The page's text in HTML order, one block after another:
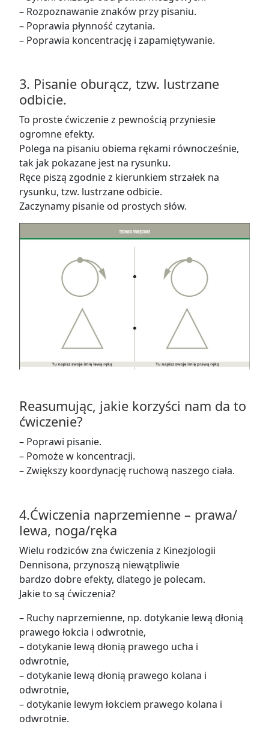
– Rozpoznawanie znaków przy pisaniu.
– Poprawia płynność czytania.
– Poprawia koncentrację i zapamiętywanie.
3. Pisanie oburącz, tzw. lustrzane
odbicie.
To proste ćwiczenie z pewnością przyniesie
ogromne efekty.
Polega na pisaniu obiema rękami równocześnie,
tak jak pokazane jest na rysunku.
Ręce piszą zgodnie z kierunkiem strzałek na
rysunku, tzw. lustrzane odbicie.
Zaczynamy pisanie od prostych słów.
Reasumując, jakie korzyści nam da to
ćwiczenie?
– Poprawi pisanie.
– Pomoże w koncentracji.
–Zwiększy koordynację ruchową naszego ciała.
4.Ćwiczenia naprzemienne – prawa/
lewa, noga/ręka
Wielu rodziców zna ćwiczenia z Kinezjologii
Dennisona, przynoszą niewątpliwie
bardzo dobre efekty, dlatego je polecam.
Jakie to są ćwiczenia?
– Ruchy naprzemienne, np. dotykanie lewą dłonią
prawego łokcia i odwrotnie,
– dotykanie lewą dłonią prawego ucha i
odwrotnie,
– dotykanie lewą dłonią prawego kolana i
odwrotnie,
– dotykanie lewym łokciem prawego kolana i
odwrotnie.